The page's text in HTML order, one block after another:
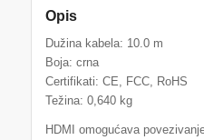
Opis
Dužina kabela: 10.0 m
Boja: crna
Certifikati: CE, FCC, RoHS
Težina: 0,640 kg
HDMI omogućava